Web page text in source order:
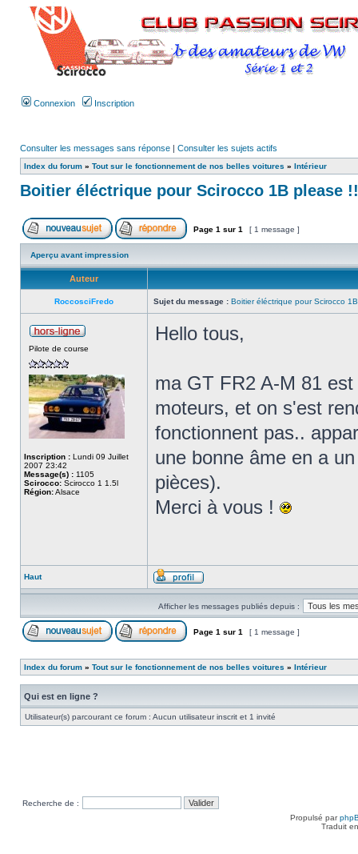
Connexion Inscription
Consulter les messages sans réponse | Consulter les sujets actifs
Index du forum » Tout sur le fonctionnement de nos belles voitures » Intérieur
Boitier éléctrique pour Scirocco 1B please !!
Page 1 sur 1 [ 1 message ]
Aperçu avant impression
Auteur
RoccosciFredo Sujet du message : Boitier éléctrique pour Scirocco
Pilote de course
Inscription : Lundi 09 Juillet
2007 23:42
Message(s) : 1105
Scirocco: Scirocco 1 1.5l
Région:Alsace
Hello tous,
ma GT FR2 A-M 81
moteurs, et on s'est
fonctionnent pas..
une bonne âme en a
pièces).
Merci à vous !
Haut
Afficher les messages publiés depuis :
Page 1 sur 1 [ 1 message ]
Index du forum » Tout sur le fonctionnement de nos belles voitures » Intérieur
Qui est en ligne ?
Utilisateur(s) parcourant ce forum : Aucun utilisateur inscrit et 1 invité
Recherche de :
Propulsé par
Traduit